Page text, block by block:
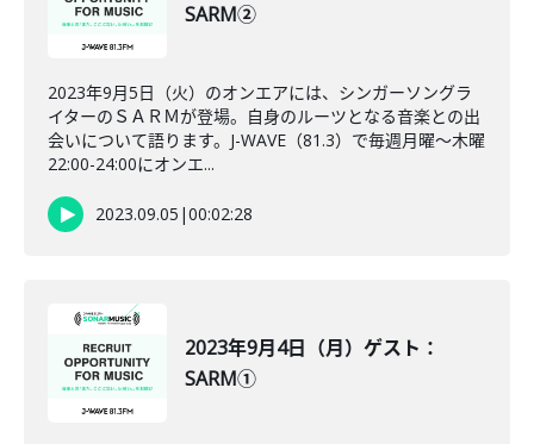
SARM②
2023年9月5日（火）のオンエアには、シンガーソングラ
イターのＳＡＲＭが登場。自身のルーツとなる音楽との出
会いについて語ります。J-WAVE（81.3）で毎週月曜～木曜
22:00-24:00にオンエ...
2023.09.05 |00:02:28
2023年9月4日（月）ゲスト：
SARM①